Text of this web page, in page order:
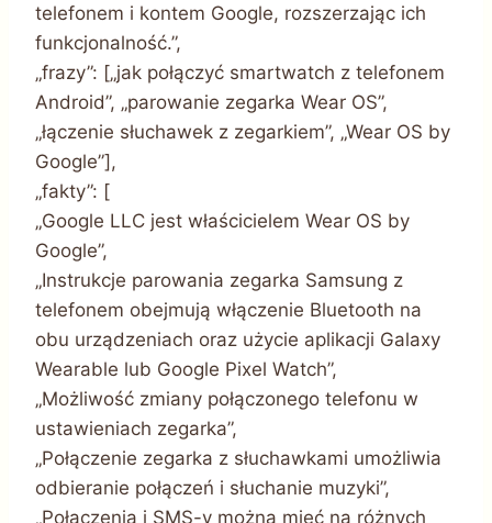
telefonem i kontem Google, rozszerzając ich
funkcjonalność.”,
„frazy”: [„jak połączyć smartwatch z telefonem
Android”, „parowanie zegarka Wear OS”,
„łączenie słuchawek z zegarkiem”, „Wear OS by
Google”],
„fakty”: [
„Google LLC jest właścicielem Wear OS by
Google”,
„Instrukcje parowania zegarka Samsung z
telefonem obejmują włączenie Bluetooth na
obu urządzeniach oraz użycie aplikacji Galaxy
Wearable lub Google Pixel Watch”,
„Możliwość zmiany połączonego telefonu w
ustawieniach zegarka”,
„Połączenie zegarka z słuchawkami umożliwia
odbieranie połączeń i słuchanie muzyki”,
„Połączenia i SMS-y można mieć na różnych